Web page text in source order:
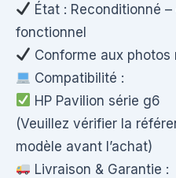
État : Reconditionné
fonctionnel
Conforme aux photos
Compatibilité :
HP Pavilion série g6
(Veuillez vérifier la
modèle avant l’achat)
Livraison & Garantie :